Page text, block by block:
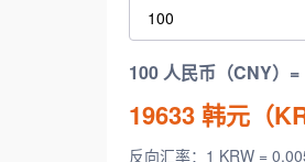
100 人民币（CNY）=
19633韩元（
反向汇率：1 KRW =